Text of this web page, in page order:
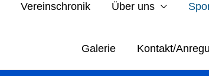
Vereinschronik Über uns
Galerie Kontakt/